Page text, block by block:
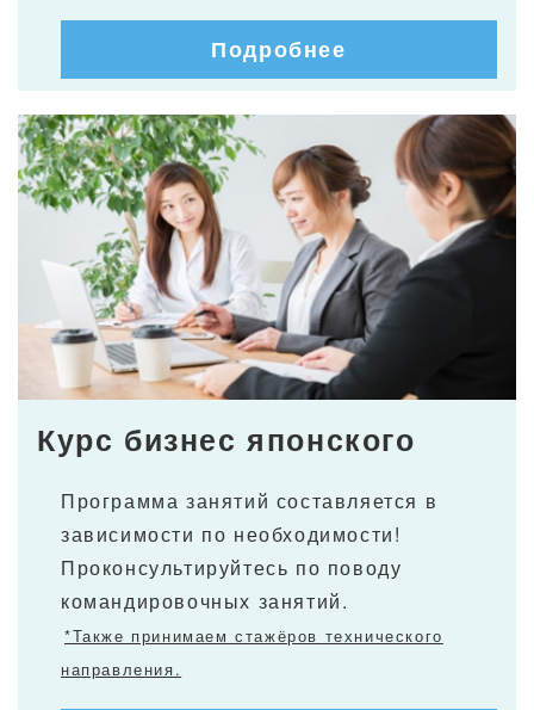
Подробнее
Курс бизнес японского
Программа занятий составляется в
зависимости по необходимости!
Проконсультируйтесь по поводу
командировочных занятий.
*Также принимаем стажёров технического
направления.